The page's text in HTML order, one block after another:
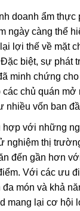
doanh ẩm thực
ngày càng thể
lợi thế về mặt
biệt, sự phát
minh chứng
chủ quán mở
nhiều vốn ban
hợp với những
nghiệm thị
đến gần hơn
Với các ưu
món và khả
mang lại cơ hội